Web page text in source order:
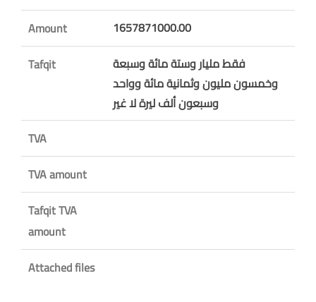
Amount
1657871000.00
Tafqit
فقط مليار وستة مائة وسبعة
وخمسون مليون وثمانية مائة وواحد
وسبعون ألف ليرة لا غير
TVA
TVA amount
Tafqit TVA
amount
Attached files